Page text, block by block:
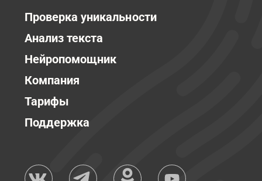
Проверка уникальности
Анализ текста
Нейропомощник
Компания
Тарифы
Поддержка